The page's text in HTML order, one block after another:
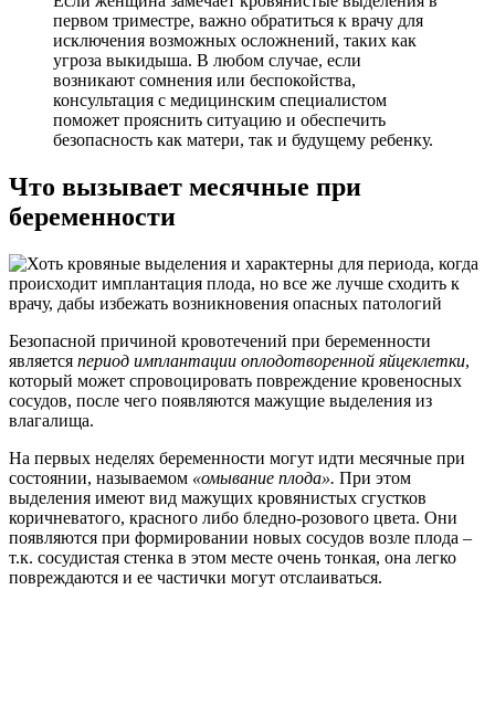
первом триместре, важно обратиться к врачу для
исключения возможных осложнений, таких как
угроза выкидыша. В любом случае, если
возникают сомнения или беспокойства,
консультация с медицинским специалистом
поможет прояснить ситуацию и обеспечить
безопасность как матери, так и будущему ребенку.
Что вызывает месячные при
беременности
Безопасной причиной кровотечений при беременности
является период имплантации оплодотворенной яйцеклетки,
который может спровоцировать повреждение кровеносных
сосудов, после чего появляются мажущие выделения из
влагалища.
На первых неделях беременности могут идти месячные при
состоянии, называемом «омывание плода». При этом
выделения имеют вид мажущих кровянистых сгустков
коричневатого, красного либо бледно-розового цвета. Они
появляются при формировании новых сосудов возле плода –
т.к. сосудистая стенка в этом месте очень тонкая, она легко
повреждаются и ее частички могут отслаиваться.